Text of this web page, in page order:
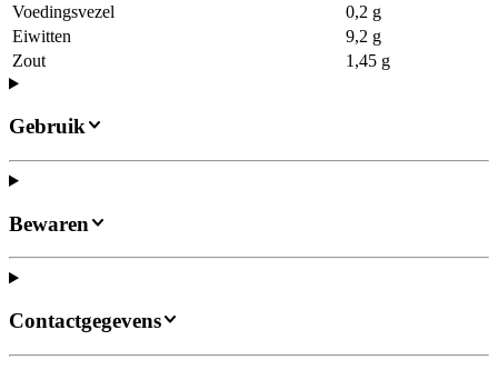
Voedingsvezel
0,2 g
Eiwitten
9,2 g
Zout
1,45 g
Gebruik
Bewaren
Contactgegevens